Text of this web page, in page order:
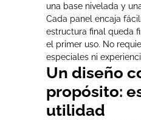
una base nivelada y
Cada panel encaja
estructura final queda
el primer uso. No
especiales ni
Un diseño
propósito:
utilidad